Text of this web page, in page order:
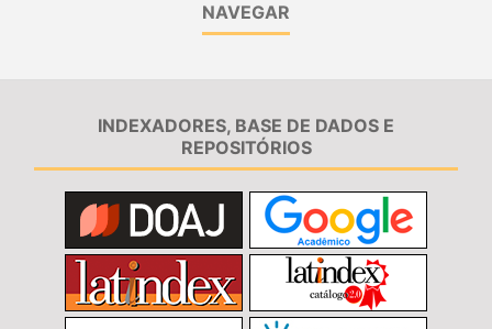
NAVEGAR
INDEXADORES, BASE DE DADOS E
REPOSITÓRIOS